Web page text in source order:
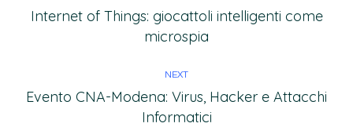
Internet of Things: giocattoli intelligenti come
microspia
NEXT
Evento CNA-Modena: Virus, Hacker e Attacchi
Informatici